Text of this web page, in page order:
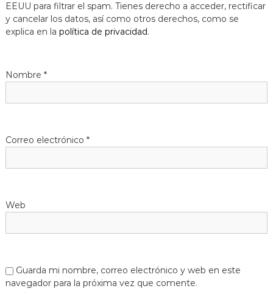
EEUU para filtrar el spam. Tienes derecho a acceder, rectificar
y cancelar los datos, así como otros derechos, como se
explica en la política de privacidad.
Nombre *
Correo electrónico *
Web
Guarda mi nombre, correo electrónico y web en este
navegador para la próxima vez que comente.